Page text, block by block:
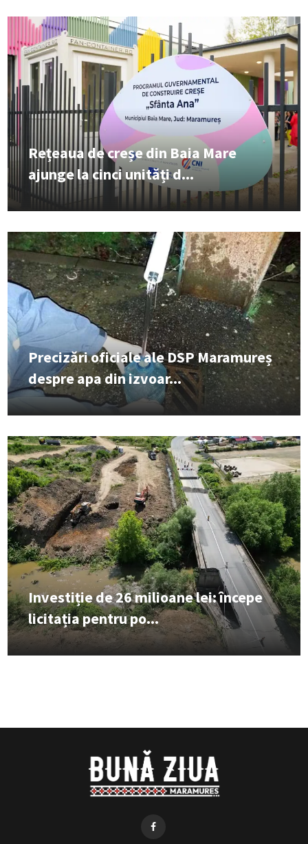
Rețeaua de creșe din Baia Mare
ajunge la cinci unități d...
Precizări oficiale ale DSP Maramureș
despre apa din izvoar...
Investiție de 26 milioane lei: începe
licitația pentru po...